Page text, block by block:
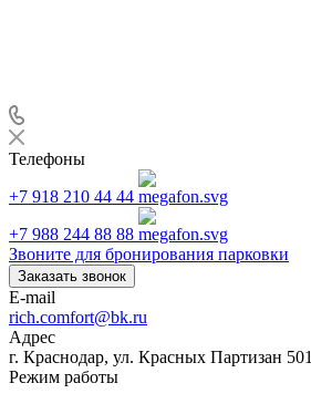
Телефоны
+7 918 210 44 44
+7 988 244 88 88
Звоните для бронирования парковки
Заказать звонок
E-mail
rich.comfort@bk.ru
Адрес
г. Краснодар, ул. Красных Партизан 501
Режим работы